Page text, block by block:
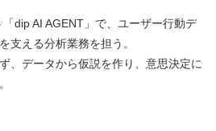
dip AI AGENT」で、ユーザー行動デ
支える分析業務を担う。
、データから仮説を作り、意思決定に